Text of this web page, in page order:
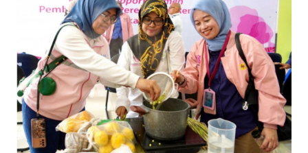
INDEKS
KONTAK
KAMI
INFO
IKLAN